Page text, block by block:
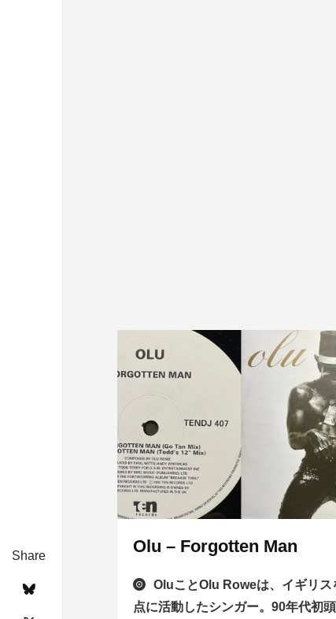
Share Olu – Forgotten Man
OluことOlu Roweは、イギリス
点に活動したシンガー。90年代初頭